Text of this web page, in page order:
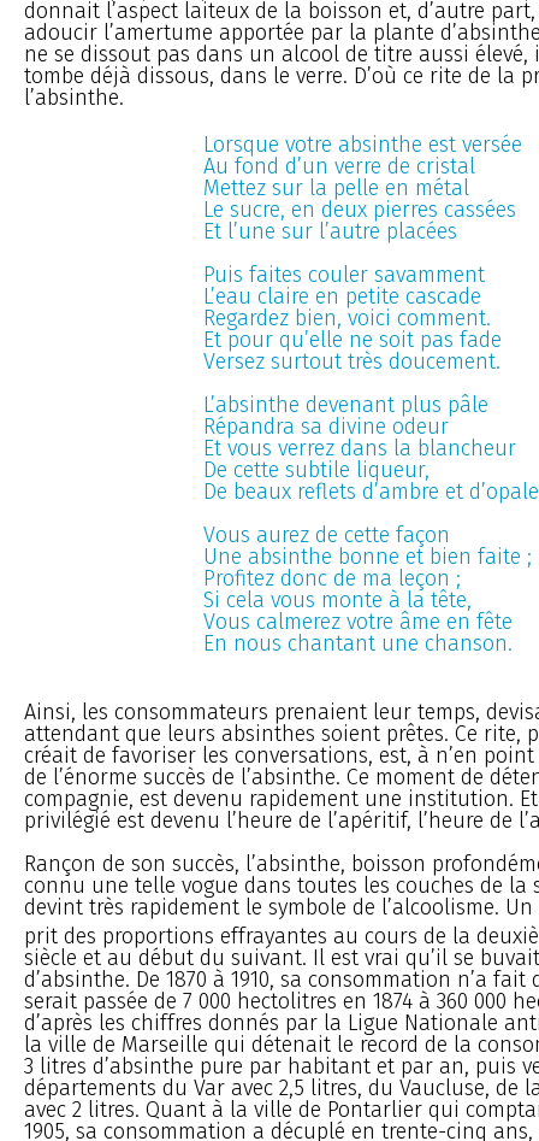
donnait l’aspect laiteux de la boisson et, d’autre
adoucir l’amertume apportée par la plante
ne se dissout pas dans un alcool de titre aussi
tombe déjà dissous, dans le verre. D’où ce rite de la
l’absinthe.
Lorsque votre absinthe est versée
Au fond d’un verre de cristal
Mettez sur la pelle en métal
Le sucre, en deux pierres cassées
Et l’une sur l’autre placées
Puis faites couler savamment
L’eau claire en petite cascade
Regardez bien, voici comment.
Et pour qu’elle ne soit pas fade
Versez surtout très doucement.
L’absinthe devenant plus pâle
Répandra sa divine odeur
Et vous verrez dans la blancheur
De cette subtile liqueur,
De beaux reflets d’ambre et d’opale
Vous aurez de cette façon
Une absinthe bonne et bien faite ;
Profitez donc de ma leçon ;
Si cela vous monte à la tête,
Vous calmerez votre âme en fête
En nous chantant une chanson.
Ainsi, les consommateurs prenaient leur temps,
attendant que leurs absinthes soient prêtes. Ce rite,
créait de favoriser les conversations, est, à n’en
de l’énorme succès de l’absinthe. Ce moment de
compagnie, est devenu rapidement une institution.
privilégié est devenu l’heure de l’apéritif, l’heure de
Rançon de son succès, l’absinthe, boisson
connu une telle vogue dans toutes les couches de la
devint très rapidement le symbole de l’alcoolisme.
prit des proportions effrayantes au cours de la
siècle et au début du suivant. Il est vrai qu’il se
d’absinthe. De 1870 à 1910, sa consommation n’a
serait passée de 7 000 hectolitres en 1874 à 360 000
d’après les chiffres donnés par la Ligue Nationale
la ville de Marseille qui détenait le record de la
3 litres d’absinthe pure par habitant et par an, puis
départements du Var avec 2,5 litres, du Vaucluse, de
avec 2 litres. Quant à la ville de Pontarlier qui
1905, sa consommation a décuplé en trente-cinq ans,